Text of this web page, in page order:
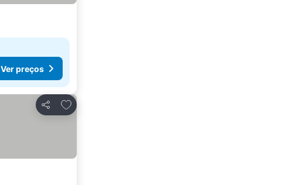
Ver preços
Partilhar
Adicionar aos favoritos